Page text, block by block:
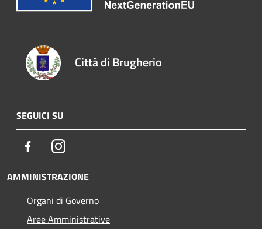
Città di Brugherio
SEGUICI SU
FacebookInstagram
AMMINISTRAZIONE
Organi di Governo
Aree Amministrative